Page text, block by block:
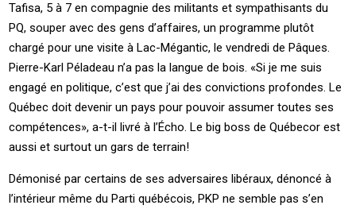
Tafisa, 5 à 7 en compagnie des militants et sympathisants du
PQ, souper avec des gens d’affaires, un programme plutôt
chargé pour une visite à Lac-Mégantic, le vendredi de Pâques.
Pierre-Karl Péladeau n’a pas la langue de bois. «Si je me suis
engagé en politique, c’est que j’ai des convictions profondes. Le
Québec doit devenir un pays pour pouvoir assumer toutes ses
compétences», a-t-il livré à l’Écho. Le big boss de Québecor est
aussi et surtout un gars de terrain!
Démonisé par certains de ses adversaires libéraux, dénoncé à
l’intérieur même du Parti québécois, PKP ne semble pas s’en